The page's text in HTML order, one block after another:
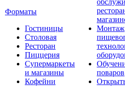
Форматы
Гостиницы
Столовая
Ресторан
Пиццерия
Супермаркеты
и магазины
Кофейни
Монтаж
поваров